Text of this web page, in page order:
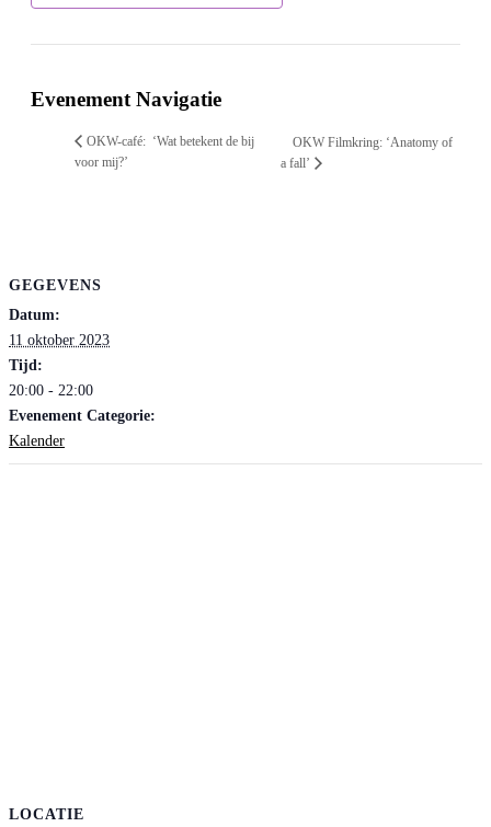
Evenement Navigatie
OKW-café: ‘Wat betekent de bij
voor mij?’
OKW Filmkring: ‘Anatomy of
a fall’
GEGEVENS
Datum:
11 oktober 2023
Tijd:
20:00 - 22:00
Evenement Categorie:
Kalender
LOCATIE